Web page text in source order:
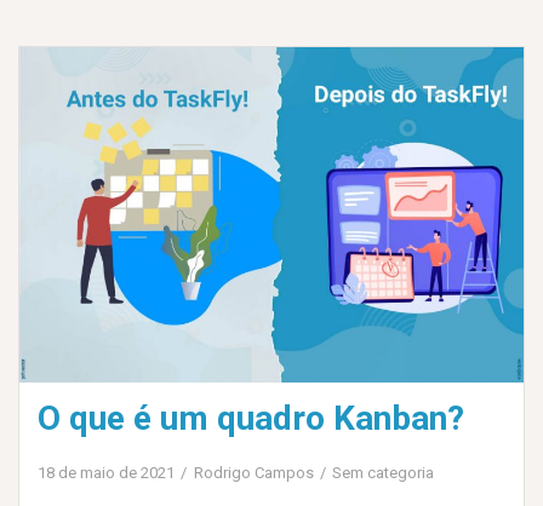
O que é um quadro Kanban?
18 de maio de 2021 Rodrigo Campos Sem categoria